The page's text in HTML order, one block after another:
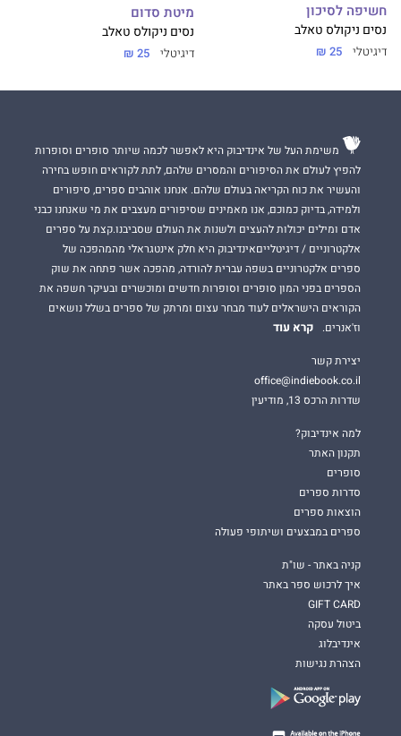
חשיפה לסיכון
נסים ניקולס טאלב
דיגיטלי 25 ₪
מיטת סדום
נסים ניקולס טאלב
דיגיטלי 25 ₪
משימת העל של אינדיבוק היא לאפשר לכמה שיותר סופרים וסופרות
להפיץ לעולם את הסיפורים והמסרים שלהם, לתת לקוראים חופש בחירה
והעשיר את כוח הקריאה בעולם שלהם. אנחנו אוהבים ספרים, סיפורים
ולמידה, בדיוק כמוכם, אנו מאמינים שסיפורים מעצבים את מי שאנחנו כבני
אדם ומילים יכולות להעצים ולשנות את העולם שסביבנו.קצת על ספרים
אלקטרוניים / דיגיטלייםאינדיבוק היא חלק אינטגראלי מהמהפכה של
ספרים אלקטרוניים בשפה עברית להורדה, מהפכה אשר פתחה את שוק
הספרים בפני המון סופרים וסופרות חדשים ומוכשרים ובעיקר חשפה את
הקוראים הישראלים לעוד מבחר עצום ומרתק של ספרים בשלל נושאים
וז'אנרים.
קרא עוד
יצירת קשר
office@indiebook.co.il
שדרות הרכס 13, מודיעין
למה אינדיבוק?
תקנון האתר
סופרים
סדרות ספרים
הוצאות ספרים
ספרים במבצעים ושיתופי פעולה
קניה באתר - שו"ת
איך לרכוש ספר באתר
GIFT CARD
ביטול עסקה
אינדיבלוג
הצהרת נגישות